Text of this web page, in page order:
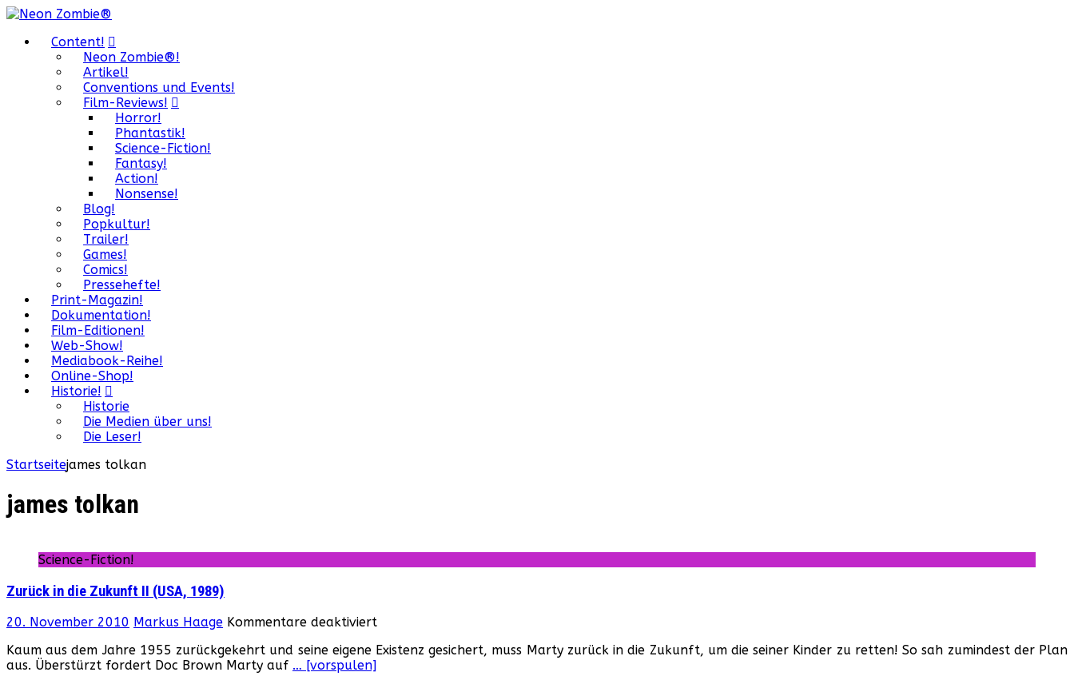
Content!
Neon Zombie®!
Artikel!
Conventions und Events!
Film-Reviews!
Horror!
Phantastik!
Science-Fiction!
Fantasy!
Action!
Nonsense!
Blog!
Popkultur!
Trailer!
Games!
Comics!
Pressehefte!
Print-Magazin!
Dokumentation!
Film-Editionen!
Web-Show!
Mediabook-Reihe!
Online-Shop!
Historie!
Historie
Die Medien über uns!
Die Leser!
Startseitejames tolkan
james tolkan
Science-Fiction!
Zurück in die Zukunft II (USA, 1989)
20. November 2010 Markus Haage Kommentare deaktiviertfür
in
Kaum aus dem Jahre 1955 zurückgekehrt und seine eigene Existenz gesichert, muss Marty zurück in die Zukunft, um die seiner Kinder zu retten! So sah zumindest der Plan
aus. Überstürzt fordert Doc Brown Marty auf … [vorspulen]